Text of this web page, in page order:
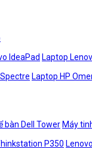
IdeaPad Laptop
Laptop HP
bàn Dell Tower Máy
P350